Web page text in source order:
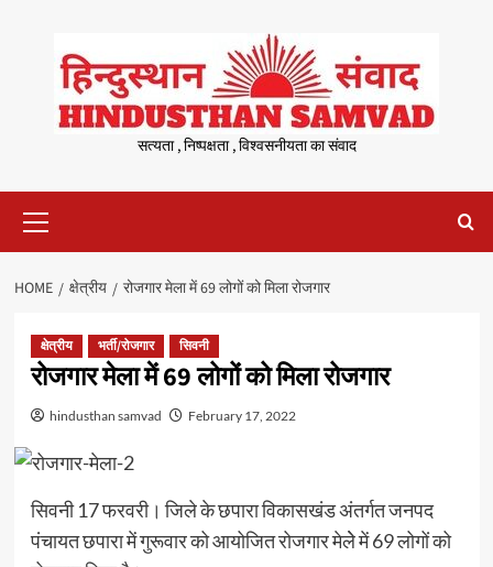
content
सत्यता , निष्पक्षता , विश्वसनीयता का संवाद
Menu
HOME क्षेत्रीय रोजगार मेला में 69 लोगों को मिला रोजगार
क्षेत्रीय भर्ती/रोजगार सिवनी
रोजगार मेला में 69 लोगों को मिला रोजगार
hindusthan samvad February 17, 2022
सिवनी 17 फरवरी। जिले के छपारा विकासखंड अंतर्गत जनपद
पंचायत छपारा में गुरूवार को आयोजित रोजगार मेलेे में 69 लोगों को